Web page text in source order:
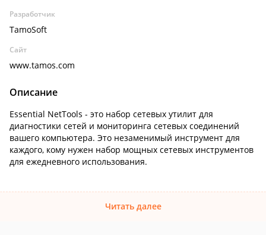
Разработчик
TamoSoft
Сайт
www.tamos.com
Описание
Essential NetTools - это набор сетевых утилит для
диагностики сетей и мониторинга сетевых соединений
вашего компьютера. Это незаменимый инструмент для
каждого, кому нужен набор мощных сетевых инструментов
для ежедневного использования.
Читать далее